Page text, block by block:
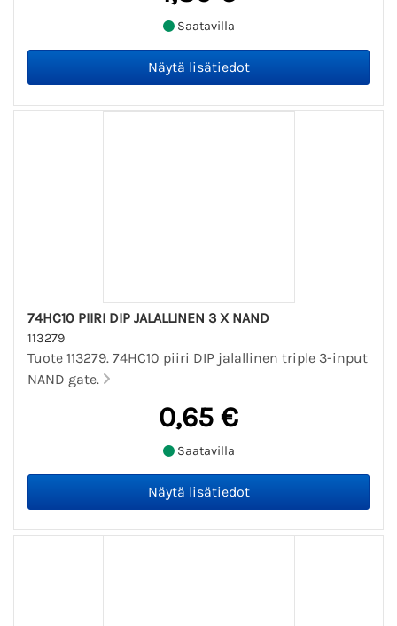
Saatavilla
74HC10 PIIRI DIP JALALLINEN 3 X NAND
113279
Tuote 113279. 74HC10 piiri DIP jalallinen triple 3-input
NAND gate.
0,65 €
Saatavilla